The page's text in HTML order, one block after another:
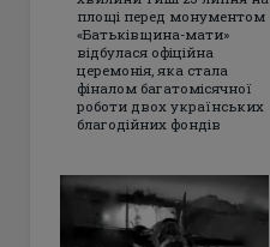
площі перед монументом
«Батьківщина-мати»
відбулася офіційна
церемонія, яка стала
фіналом багатомісячної
роботи двох українських
благодійних фондів